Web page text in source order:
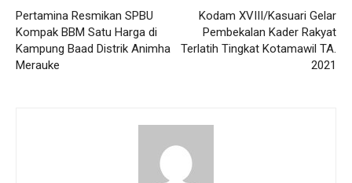
Pertamina Resmikan SPBU
Kompak BBM Satu Harga di
Kampung Baad Distrik Animha
Merauke
Kodam XVIII/Kasuari Gelar
Pembekalan Kader Rakyat
Terlatih Tingkat Kotamawil TA.
2021